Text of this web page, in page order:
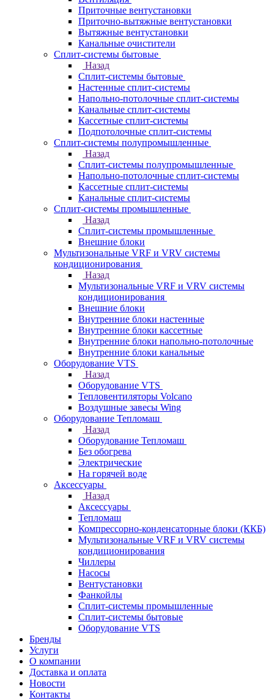
Приточные вентустановки
Приточно-вытяжные вентустановки
Вытяжные вентустановки
Канальные очистители
Сплит-системы бытовые
Назад
Сплит-системы бытовые
Настенные сплит-системы
Напольно-потолочные сплит-системы
Канальные сплит-системы
Кассетные сплит-системы
Подпотолочные сплит-системы
Сплит-системы полупромышленные
Назад
Сплит-системы полупромышленные
Напольно-потолочные сплит-системы
Кассетные сплит-системы
Канальные сплит-системы
Сплит-системы промышленные
Назад
Сплит-системы промышленные
Внешние блоки
Мультизональные VRF и VRV системы
кондиционирования
Назад
Мультизональные VRF и VRV системы
кондиционирования
Внешние блоки
Внутренние блоки настенные
Внутренние блоки кассетные
Внутренние блоки напольно-потолочные
Внутренние блоки канальные
Оборудование VTS
Назад
Оборудование VTS
Тепловентиляторы Volcano
Воздушные завесы Wing
Оборудование Тепломаш
Назад
Оборудование Тепломаш
Без обогрева
Электрические
На горячей воде
Аксессуары
Назад
Аксессуары
Тепломаш
Компрессорно-конденсаторные блоки (ККБ)
Мультизональные VRF и VRV системы
кондиционирования
Чиллеры
Насосы
Вентустановки
Фанкойлы
Сплит-системы промышленные
Сплит-системы бытовые
Оборудование VTS
Бренды
Услуги
О компании
Доставка и оплата
Новости
Контакты